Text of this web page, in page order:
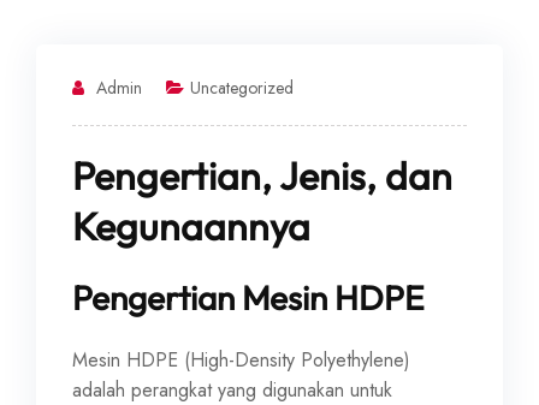
Admin Uncategorized
Pengertian, Jenis, dan
Kegunaannya
Pengertian Mesin HDPE
Mesin HDPE (High-Density Polyethylene)
adalah perangkat yang digunakan untuk